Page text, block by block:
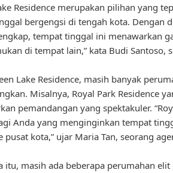
Residence merupakan pilihan yang
bergengsi di tengah kota. Dengan
tempat tinggal ini menawarkan
di tempat lain,” kata Budi Santoso,
Lake Residence, masih banyak
Misalnya, Royal Park Residence
pemandangan yang spektakuler.
Anda yang menginginkan tempat
pusat kota,” ujar Maria Tan, seorang
itu, masih ada beberapa perumahan